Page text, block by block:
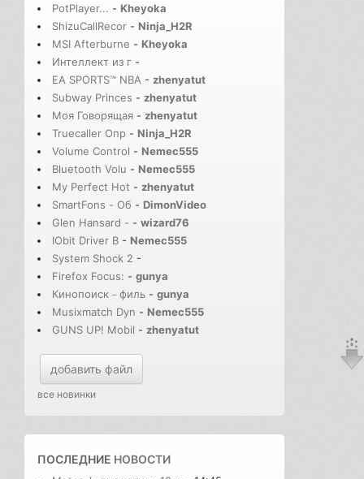
PotPlayer... - Kheyoka
ShizuCallRecor - Ninja_H2R
MSI Afterburne - Kheyoka
Интеллект из г -
EA SPORTS™ NBA - zhenyatut
Subway Princes - zhenyatut
Моя Говорящая - zhenyatut
Truecaller Опр - Ninja_H2R
Volume Control - Nemec555
Bluetooth Volu - Nemec555
My Perfect Hot - zhenyatut
SmartFons - Об - DimonVideo
Glen Hansard - - wizard76
IObit Driver B - Nemec555
System Shock 2 -
Firefox Focus: - gunya
Кинопоиск－филь - gunya
Musixmatch Dyn - Nemec555
GUNS UP! Mobil - zhenyatut
добавить файл
все новинки
ПОСЛЕДНИЕ НОВОСТИ